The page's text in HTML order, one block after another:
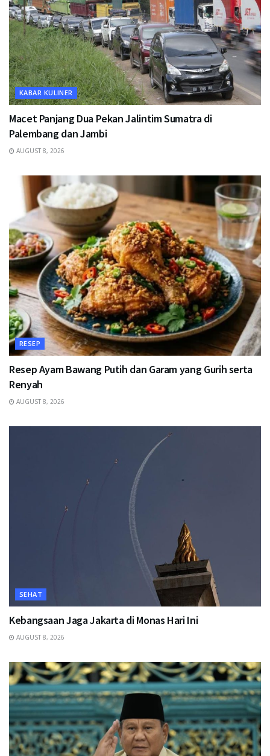
KABAR KULINER
Macet Panjang Dua Pekan Jalintim Sumatra di
Palembang dan Jambi
AUGUST 8, 2026
RESEP
Resep Ayam Bawang Putih dan Garam yang Gurih serta
Renyah
AUGUST 8, 2026
SEHAT
Kebangsaan Jaga Jakarta di Monas Hari Ini
AUGUST 8, 2026